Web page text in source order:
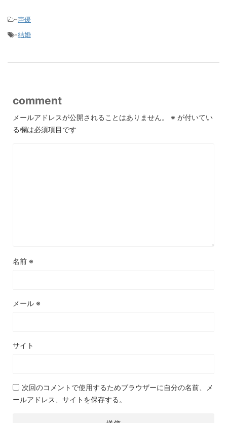
-声優
-結婚
comment
メールアドレスが公開されることはありません。 ※ が付いてい
る欄は必須項目です
名前 ※
メール ※
サイト
次回のコメントで使用するためブラウザーに自分の名前、メ
ールアドレス、サイトを保存する。